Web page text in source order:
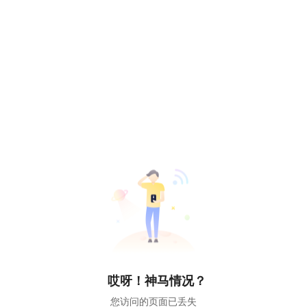
哎呀！神马情况？
您访问的页面已丢失